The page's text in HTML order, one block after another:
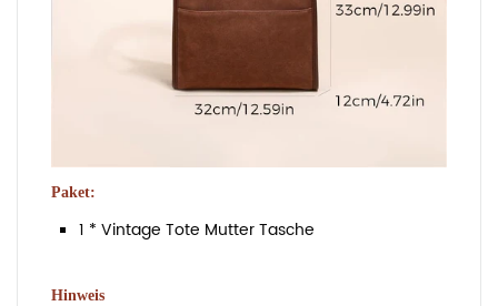
Paket:
1 * Vintage Tote Mutter Tasche
Hinweis